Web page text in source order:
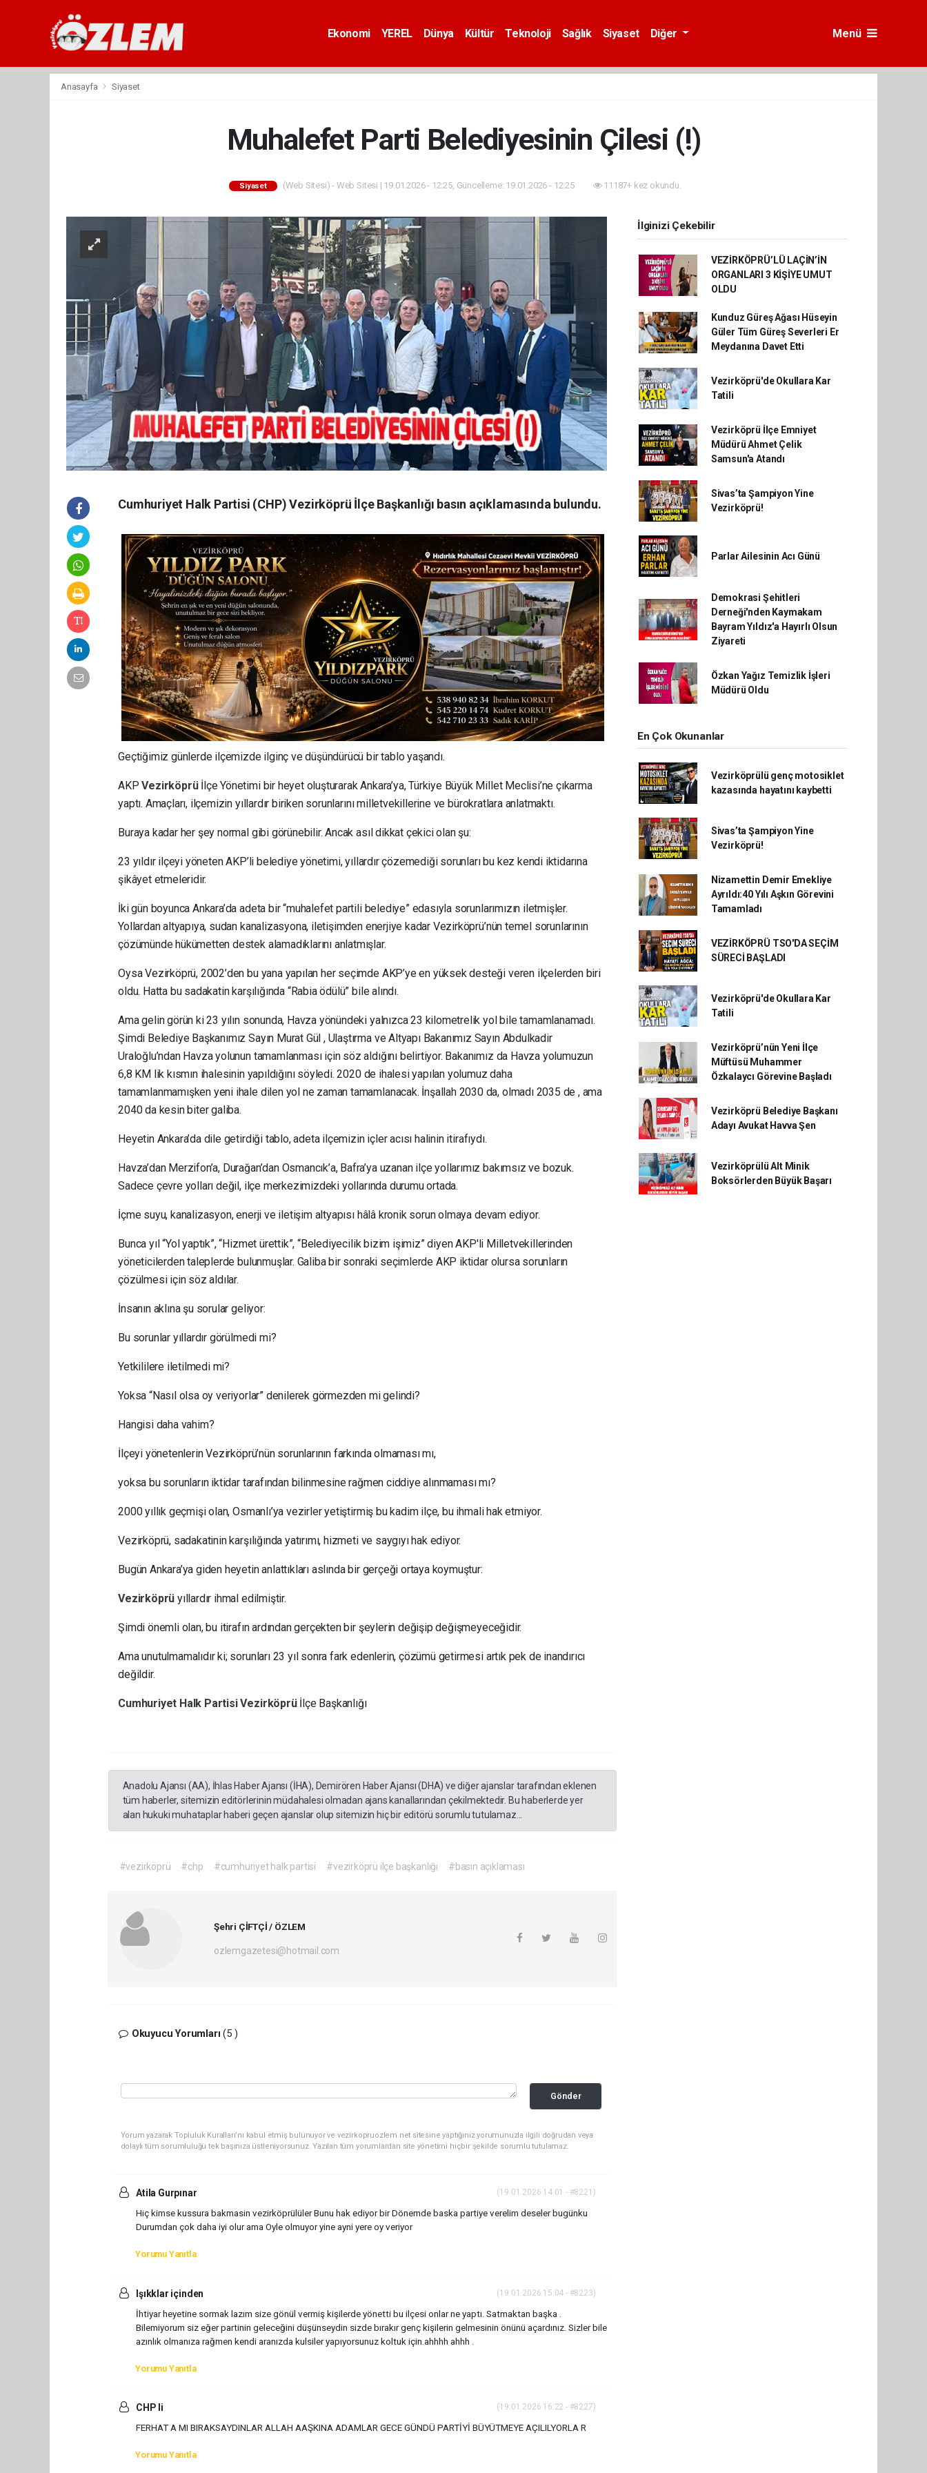
Ekonomi YEREL Dünya Kültür Teknoloji Sağlık Siyaset Diğer Menü
Anasayfa Siyaset
Muhalefet Parti Belediyesinin Çilesi (!)
Siyaset (Web Sitesi) - Web Sitesi | 19.01.2026 - 12:25, Güncelleme: 19.01.2026 - 12:25 11187+ kez okundu.
Cumhuriyet Halk Partisi (CHP) Vezirköprü İlçe Başkanlığı basın açıklamasında bulundu.
Geçtiğimiz günlerde ilçemizde ilginç ve düşündürücü bir tablo yaşandı.
AKPVezirköprü İlçe Yönetimi bir heyet oluşturarak Ankara’ya, Türkiye Büyük Millet Meclisi’ne çıkarma
yaptı. Amaçları, ilçemizin yıllardır biriken sorunlarını milletvekillerine ve bürokratlara anlatmaktı.
Buraya kadar her şey normal gibi görünebilir. Ancak asıl dikkat çekici olan şu:
23 yıldır ilçeyi yöneten AKP’li belediye yönetimi, yıllardır çözemediği sorunları bu kez kendi iktidarına
şikâyet etmeleridir.
İki gün boyunca Ankara’da adeta bir “muhalefet partili belediye” edasıyla sorunlarımızın iletmişler.
Yollardan altyapıya, sudan kanalizasyona, iletişimden enerjiye kadar Vezirköprü’nün temel sorunlarının
çözümünde hükümetten destek alamadıklarını anlatmışlar.
Oysa Vezirköprü, 2002’den bu yana yapılan her seçimde AKP’ye en yüksek desteği veren ilçelerden biri
oldu. Hatta bu sadakatin karşılığında “Rabia ödülü” bile alındı.
Ama gelin görün ki 23 yılın sonunda, Havza yönündeki yalnızca 23 kilometrelik yol bile tamamlanamadı.
Şimdi Belediye Başkanımız Sayın Murat Gül , Ulaştırma ve Altyapı Bakanımız Sayın Abdulkadir
Uraloğlu’ndan Havza yolunun tamamlanması için söz aldığını belirtiyor. Bakanımız da Havza yolumuzun
6,8 KM lik kısmın ihalesinin yapıldığını söyledi. 2020 de ihalesi yapılan yolumuz daha
tamamlanmamışken yeni ihale dilen yol ne zaman tamamlanacak. İnşallah 2030 da, olmadı 2035 de , ama
2040 da kesin biter galiba.
Heyetin Ankara’da dile getirdiği tablo, adeta ilçemizin içler acısı halinin itirafıydı.
Havza’dan Merzifon’a, Durağan’dan Osmancık’a, Bafra’ya uzanan ilçe yollarımız bakımsız ve bozuk.
Sadece çevre yolları değil, ilçe merkezimizdeki yollarında durumu ortada.
İçme suyu, kanalizasyon, enerji ve iletişim altyapısı hâlâ kronik sorun olmaya devam ediyor.
Bunca yıl “Yol yaptık”, “Hizmet ürettik”, “Belediyecilik bizim işimiz” diyen AKP'li Milletvekillerinden
yöneticilerden taleplerde bulunmuşlar. Galiba bir sonraki seçimlerde AKP iktidar olursa sorunların
çözülmesi için söz aldılar.
İnsanın aklına şu sorular geliyor:
Bu sorunlar yıllardır görülmedi mi?
Yetkililere iletilmedi mi?
Yoksa “Nasıl olsa oy veriyorlar” denilerek görmezden mi gelindi?
Hangisi daha vahim?
İlçeyi yönetenlerin Vezirköprü’nün sorunlarının farkında olmaması mı,
yoksa bu sorunların iktidar tarafından bilinmesine rağmen ciddiye alınmaması mı?
2000 yıllık geçmişi olan, Osmanlı’ya vezirler yetiştirmiş bu kadim ilçe, bu ihmali hak etmiyor.
Vezirköprü, sadakatinin karşılığında yatırımı, hizmeti ve saygıyı hak ediyor.
Bugün Ankara’ya giden heyetin anlattıkları aslında bir gerçeği ortaya koymuştur:
Vezirköprü yıllardır ihmal edilmiştir.
Şimdi önemli olan, bu itirafın ardından gerçekten bir şeylerin değişip değişmeyeceğidir.
Ama unutulmamalıdır ki; sorunları 23 yıl sonra fark edenlerin, çözümü getirmesi artık pek de inandırıcı
değildir.
Cumhuriyet Halk PartisiVezirköprü İlçe Başkanlığı
Anadolu Ajansı (AA), İhlas Haber Ajansı (İHA), Demirören Haber Ajansı (DHA) ve diğer ajanslar tarafından eklenen
tüm haberler, sitemizin editörlerinin müdahalesi olmadan ajans kanallarından çekilmektedir. Bu haberlerde yer
alan hukuki muhataplar haberi geçen ajanslar olup sitemizin hiç bir editörü sorumlu tutulamaz...
#vezirköprü #chp #cumhuriyet halk partisi #vezirköprü ilçe başkanlığı #basın açıklaması
Şehri ÇİFTÇİ / ÖZLEM
ozlemgazetesi@hotmail.com
Okuyucu Yorumları(5 )
Gönder
Yorum yazarak Topluluk Kuralları’nı kabul etmiş bulunuyor ve vezirkopruozlem.net sitesine yaptığınız yorumunuzla ilgili doğrudan veya
dolaylı tüm sorumluluğu tek başınıza üstleniyorsunuz. Yazılan tüm yorumlardan site yönetimi hiçbir şekilde sorumlu tutulamaz.
Atila Gurpınar (19.01.2026 14:01 - #8221)
Hiç kimse kussura bakmasin vezirköprülüler Bunu hak ediyor bir Dönemde baska partiye verelim deseler bugünku
Durumdan çok daha iyi olur ama Oyle olmuyor yine ayni yere oy veriyor
Yorumu Yanıtla
Işıkklar içinden (19.01.2026 15:04 - #8223)
İhtiyar heyetine sormak lazım size gönül vermiş kişilerde yönetti bu ilçesi onlar ne yaptı. Satmaktan başka .
Bilemiyorum siz eğer partinin geleceğini düşünseydin sizde bırakır genç kişilerin gelmesinin önünü açardınız. Sizler bile
azınlık olmanıza rağmen kendi aranızda kulsiler yapıyorsunuz koltuk için.ahhhh ahhh .
Yorumu Yanıtla
CHP li (19.01.2026 16:22 - #8227)
FERHAT A MI BIRAKSAYDINLAR ALLAH AAŞKINA ADAMLAR GECE GÜNDÜ PARTİYİ BÜYÜTMEYE AÇILILYORLA R
Yorumu Yanıtla
İlginizi Çekebilir
VEZİRKÖPRÜ’LÜ LAÇİN’İN
ORGANLARI 3 KİŞİYE UMUT
OLDU
Kunduz Güreş Ağası Hüseyin
Güler Tüm Güreş Severleri Er
Meydanına Davet Etti
Vezirköprü'de Okullara Kar
Tatili
Vezirköprü İlçe Emniyet
Müdürü Ahmet Çelik
Samsun'a Atandı
Sivas’ta Şampiyon Yine
Vezirköprü!
Parlar Ailesinin Acı Günü
Demokrasi Şehitleri
Derneği'nden Kaymakam
Bayram Yıldız'a Hayırlı Olsun
Ziyareti
Özkan Yağız Temizlik İşleri
Müdürü Oldu
En Çok Okunanlar
Vezirköprülü genç motosiklet
kazasında hayatını kaybetti
Sivas’ta Şampiyon Yine
Vezirköprü!
Nizamettin Demir Emekliye
Ayrıldı:40 Yılı Aşkın Görevini
Tamamladı
VEZİRKÖPRÜ TSO'DA SEÇİM
SÜRECİ BAŞLADI
Vezirköprü'de Okullara Kar
Tatili
Vezirköprü’nün Yeni İlçe
Müftüsü Muhammer
Özkalaycı Görevine Başladı
Vezirköprü Belediye Başkanı
Adayı Avukat Havva Şen
Vezirköprülü Alt Minik
Boksörlerden Büyük Başarı